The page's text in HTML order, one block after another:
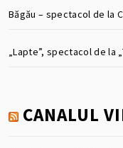
Băgău – spectacol de la
„Lapte”, spectacol de la
CANALUL